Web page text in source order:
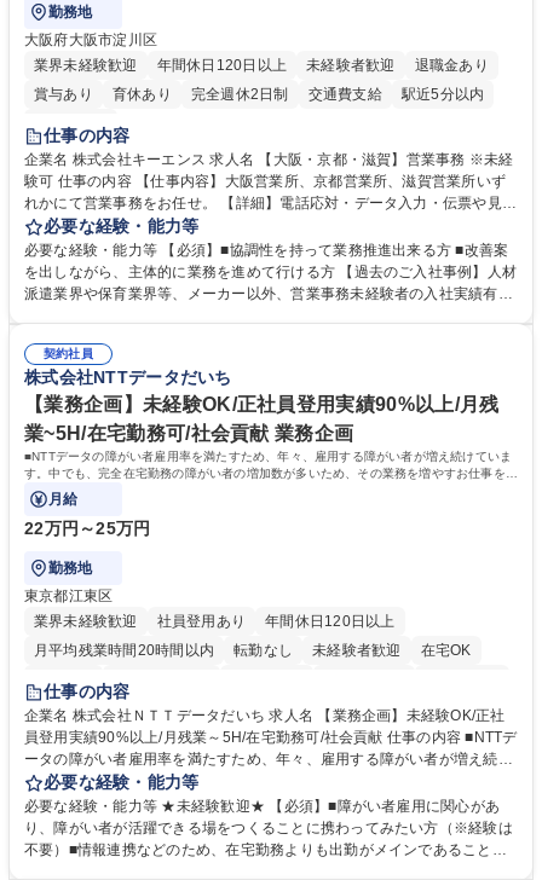
勤務地
大阪府大阪市淀川区
業界未経験歓迎
年間休日120日以上 未経験者歓迎
退職金あり
賞与あり
育休あり 完全週休2日制 交通費支給
駅近5分以内
土日祝休み
仕事の内容
企業名 株式会社キーエンス 求人名 【大阪・京都・滋賀】営業事務 ※未経
験可 仕事の内容 【仕事内容】大阪営業所、京都営業所、滋賀営業所いず
れかにて営業事務をお任せ。 【詳細】電話応対・データ入力・伝票や見積
の作成・カタログ送付・来客対応・営業所内で発生する事務業務や業務改
善をお任せ。 【教育制度】ご入社後、育成担当とペアになりながらOJTに
て業務を覚えていただくことが可能です。業務システムがきちんと構築さ
れているため、スムーズに仕事に慣れることができる環境です。また、
募集職種 【大阪・京都・滋賀】営業事務 ※未経験可
必要な経験・能力等
必要な経験・能力等 【必須】■協調性を持って業務推進出来る方 ■改善案
を出しながら、主体的に業務を進めて行ける方 【過去のご入社事例】人材
派遣業界や保育業界等、メーカー以外、営業事務未経験者の入社実績有
えて、お客様や社員の状況に合わせ、能動的なサポート、改善の動きも期
待され。組織を支えるスペシャリストとして、チームに貢献し、結果的に
社員から頼られる存在になることができます。平均19:30の退勤以降の業
務の持ち帰りも禁止されており、メリハリのある働き方となります。 学
歴・資格 学歴：大学院 大学 高専 短大 語学力： 資格：
契約社員
株式会社NTTデータだいち
【業務企画】未経験OK/正社員登用実績90%以上/月残
業~5H/在宅勤務可/社会貢献 業務企画
■NTTデータの障がい者雇用率を満たすため、年々、雇用する障がい者が増え続けていま
す。中でも、完全在宅勤務の障がい者の増加数が多いため、その業務を増やすお仕事を担
っていただきます。
月給
22万円～25万円
勤務地
東京都江東区
業界未経験歓迎
社員登用あり
年間休日120日以上
月平均残業時間20時間以内
転勤なし 未経験者歓迎
在宅OK
育休あり
完全週休2日制
仕事の内容
企業名 株式会社ＮＴＴデータだいち 求人名 【業務企画】未経験OK/正社
員登用実績90%以上/月残業～5H/在宅勤務可/社会貢献 仕事の内容 ■NTTデ
ータの障がい者雇用率を満たすため、年々、雇用する障がい者が増え続け
ています。中でも、完全在宅勤務の障がい者の増加数が多いため、その業
務を増やすお仕事を担っていただきます。 【詳細】■既存業務の拡大およ
び運用のサポート(オペレーション業務:申請書の作成代行等) ■新規事業・
サービスの企画立案および推進 障がい者の方にどんな仕事があると良いか
必要な経験・能力等
必要な経験・能力等 ★未経験歓迎★ 【必須】■障がい者雇用に関心があ
り、障がい者が活躍できる場をつくることに携わってみたい方（※経験は
不要）■情報連携などのため、在宅勤務よりも出勤がメインであることに